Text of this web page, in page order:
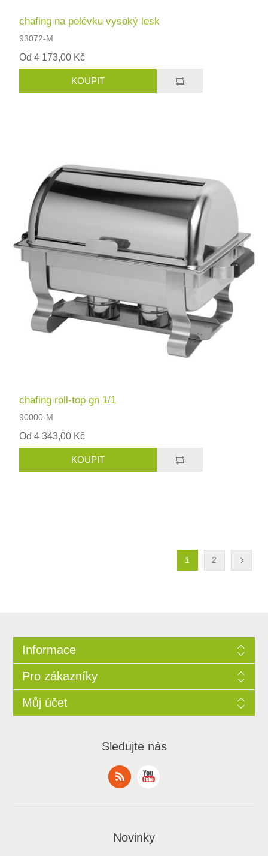
chafing na polévku vysoký lesk
93072-M
Od 4 173,00 Kč
chafing roll-top gn 1/1
90000-M
Od 4 343,00 Kč
1 2
Informace
Pro zákazníky
Můj účet
Sledujte nás
Novinky